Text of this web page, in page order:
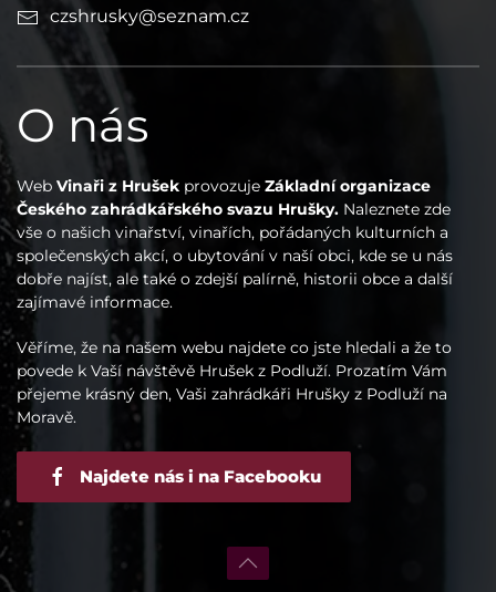
czshrusky@seznam.cz
O nás
Web Vinaři z Hrušek provozuje Základní organizace
Českého zahrádkářského svazu Hrušky. Naleznete zde
vše o našich vinařství, vinařích, pořádaných kulturních a
společenských akcí, o ubytování v naší obci, kde se u nás
dobře najíst, ale také o zdejší palírně, historii obce a další
zajímavé informace.
Věříme, že na našem webu najdete co jste hledali a že to
povede k Vaší návštěvě Hrušek z Podluží. Prozatím Vám
přejeme krásný den, Vaši zahrádkáři Hrušky z Podluží na
Moravě.
Najdete nás i na Facebooku